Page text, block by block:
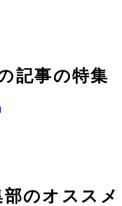
記事の特集
部のオススメ